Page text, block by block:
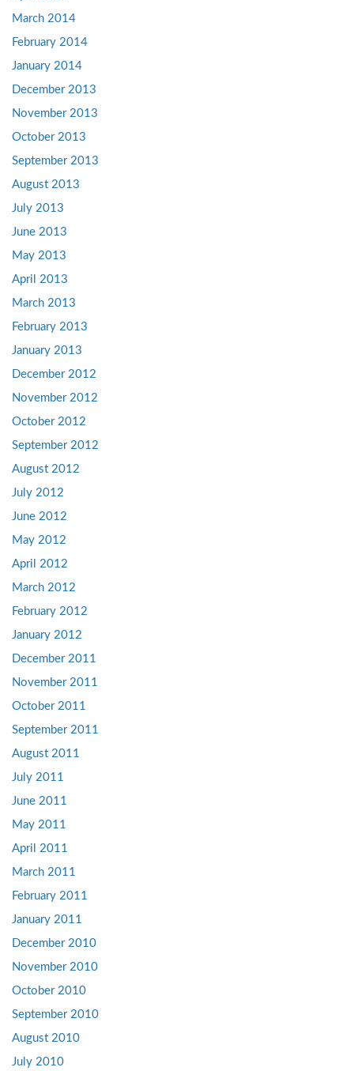
March 2014
February 2014
January 2014
December 2013
November 2013
October 2013
September 2013
August 2013
July 2013
June 2013
May 2013
April 2013
March 2013
February 2013
January 2013
December 2012
November 2012
October 2012
September 2012
August 2012
July 2012
June 2012
May 2012
April 2012
March 2012
February 2012
January 2012
December 2011
November 2011
October 2011
September 2011
August 2011
July 2011
June 2011
May 2011
April 2011
March 2011
February 2011
January 2011
December 2010
November 2010
October 2010
September 2010
August 2010
July 2010